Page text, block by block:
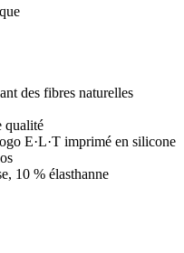
des fibres naturelles
qualité
E·L·T imprimé en silicone
10 % élasthanne